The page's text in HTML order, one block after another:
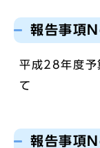
報告事項
平成28年度予
て
報告事項